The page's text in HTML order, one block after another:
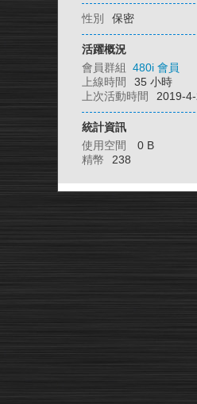
性別 保密
活躍概況
會員群組 480i 會員
上線時間
35 小時
上次活動時間
2019-
統計資訊
使用空間
0 B
精幣
238